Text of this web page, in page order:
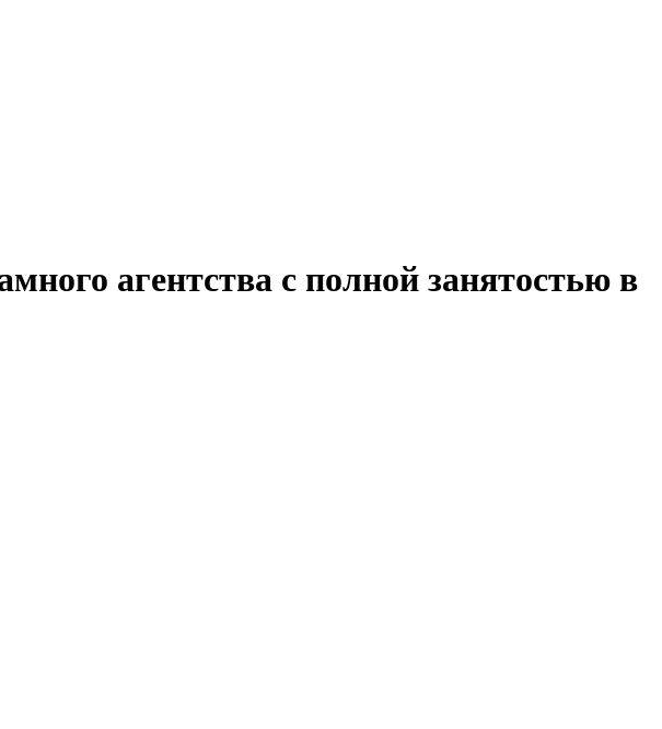
агентства с полной занятостью в